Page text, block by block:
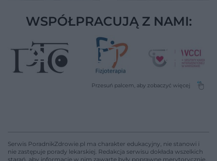
WSPÓŁPRACUJĄ Z NAMI:
Serwis PoradnikZdrowie.pl ma charakter edukacyjny, nie stanowi i
nie zastępuje porady lekarskiej. Redakcja serwisu dokłada wszelkich
starań, aby informacje w nim zawarte były poprawne merytorycznie,